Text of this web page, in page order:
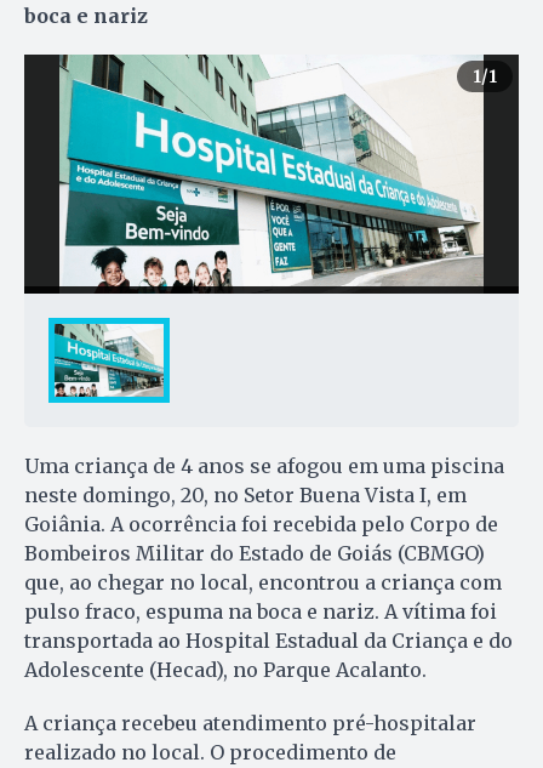
boca e nariz
1/1
Uma criança de 4 anos se afogou em uma piscina
neste domingo, 20, no Setor Buena Vista I, em
Goiânia. A ocorrência foi recebida pelo Corpo de
Bombeiros Militar do Estado de Goiás (CBMGO)
que, ao chegar no local, encontrou a criança com
pulso fraco, espuma na boca e nariz. A vítima foi
transportada ao Hospital Estadual da Criança e do
Adolescente (Hecad), no Parque Acalanto.
A criança recebeu atendimento pré-hospitalar
realizado no local. O procedimento de